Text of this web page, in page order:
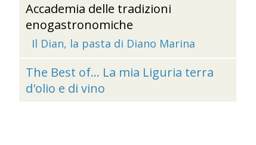
Accademia delle tradizioni
enogastronomiche
Il Dian, la pasta di Diano Marina
The Best of... La mia Liguria terra
d'olio e di vino